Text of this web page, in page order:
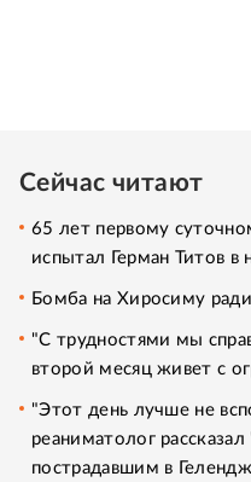
Сейчас читают
65 лет первому
испытал Герман Титов в
Бомба на Хиросиму
"С трудностями мы
второй месяц живет с
"Этот день лучше не
реаниматолог
пострадавшим в